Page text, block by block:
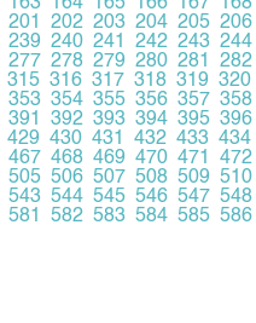
201 202 203 204 205 206
239 240 241 242 243 244
277 278 279 280 281 282
315 316 317 318 319 320
353 354 355 356 357 358
391 392 393 394 395 396
429 430 431 432 433 434
467 468 469 470 471 472
505 506 507 508 509 510
543 544 545 546 547 548
581 582 583 584 585 586